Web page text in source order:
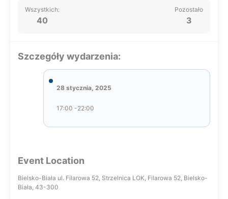
Wszystkich:
40
Pozostało
3
Szczegóły wydarzenia:
28 stycznia, 2025
17:00 -22:00
Event Location
Bielsko-Biała ul. Filarowa 52, Strzelnica LOK, Filarowa 52, Bielsko-
Biała, 43-300